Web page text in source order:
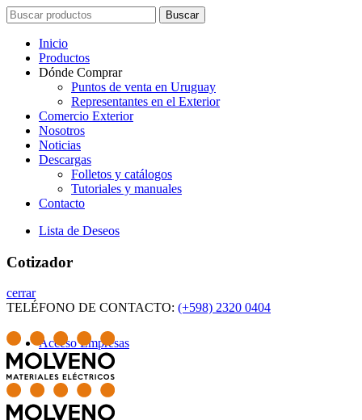
Search
for:
Buscar
Inicio
Productos
Dónde Comprar
Puntos de venta en Uruguay
Representantes en el Exterior
Comercio Exterior
Nosotros
Noticias
Descargas
Folletos y catálogos
Tutoriales y manuales
Contacto
Lista de Deseos
Cotizador
cerrar
TELÉFONO DE CONTACTO: (+598) 2320 0404
Acceso Empresas